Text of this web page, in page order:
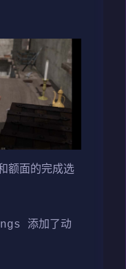
额面的完成选
添加了动